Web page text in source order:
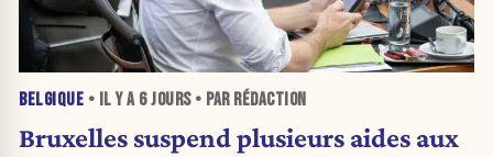
BELGIQUE • IL Y A 6 JOURS• PAR RÉDACTION
Bruxelles suspend plusieurs aides aux